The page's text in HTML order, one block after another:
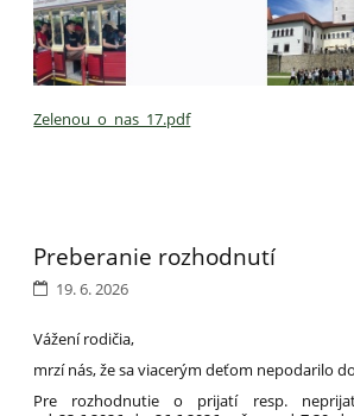
Zelenou_o_nas_17.pdf
Preberanie rozhodnutí
19. 6. 2026
Vážení rodičia,
mrzí nás, že sa viacerým deťom nepodarilo
Pre rozhodnutie o prijatí resp.